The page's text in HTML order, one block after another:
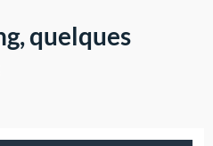
quelques